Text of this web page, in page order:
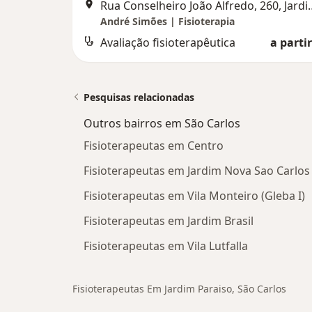
Rua Conselheiro João Alfredo,
André Simões | Fisioterapia
Avaliação fisioterapêutica a partir
Pesquisas relacionadas
Outros bairros em São Carlos
Fisioterapeutas em Centro
Fisioterapeutas em Jardim Nova Sao Carlos
Fisioterapeutas em Vila Monteiro (Gleba I)
Fisioterapeutas em Jardim Brasil
Fisioterapeutas em Vila Lutfalla
Fisioterapeutas Em Jardim Paraiso, São Carlos